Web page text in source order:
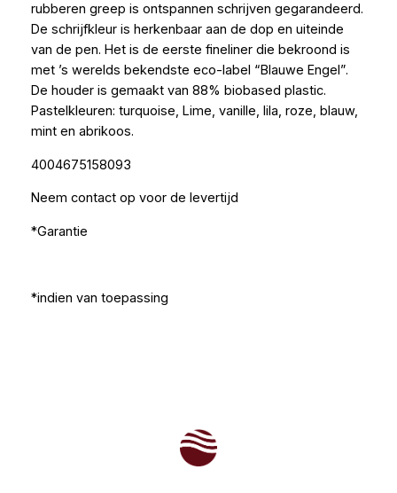
rubberen greep is ontspannen schrijven gegarandeerd.
De schrijfkleur is herkenbaar aan de dop en uiteinde
van de pen. Het is de eerste fineliner die bekroond is
met ’s werelds bekendste eco-label “Blauwe Engel”.
De houder is gemaakt van 88% biobased plastic.
Pastelkleuren: turquoise, Lime, vanille, lila, roze, blauw,
mint en abrikoos.
4004675158093
Neem contact op voor de levertijd
*Garantie
*indien van toepassing